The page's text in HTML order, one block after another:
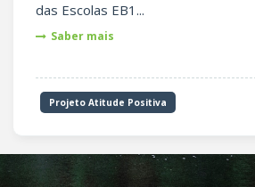
das Escolas EB1...
Saber mais
Projeto Atitude Positiva